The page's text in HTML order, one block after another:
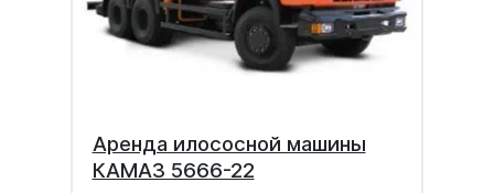
Аренда илососной машины
КАМАЗ 5666-22